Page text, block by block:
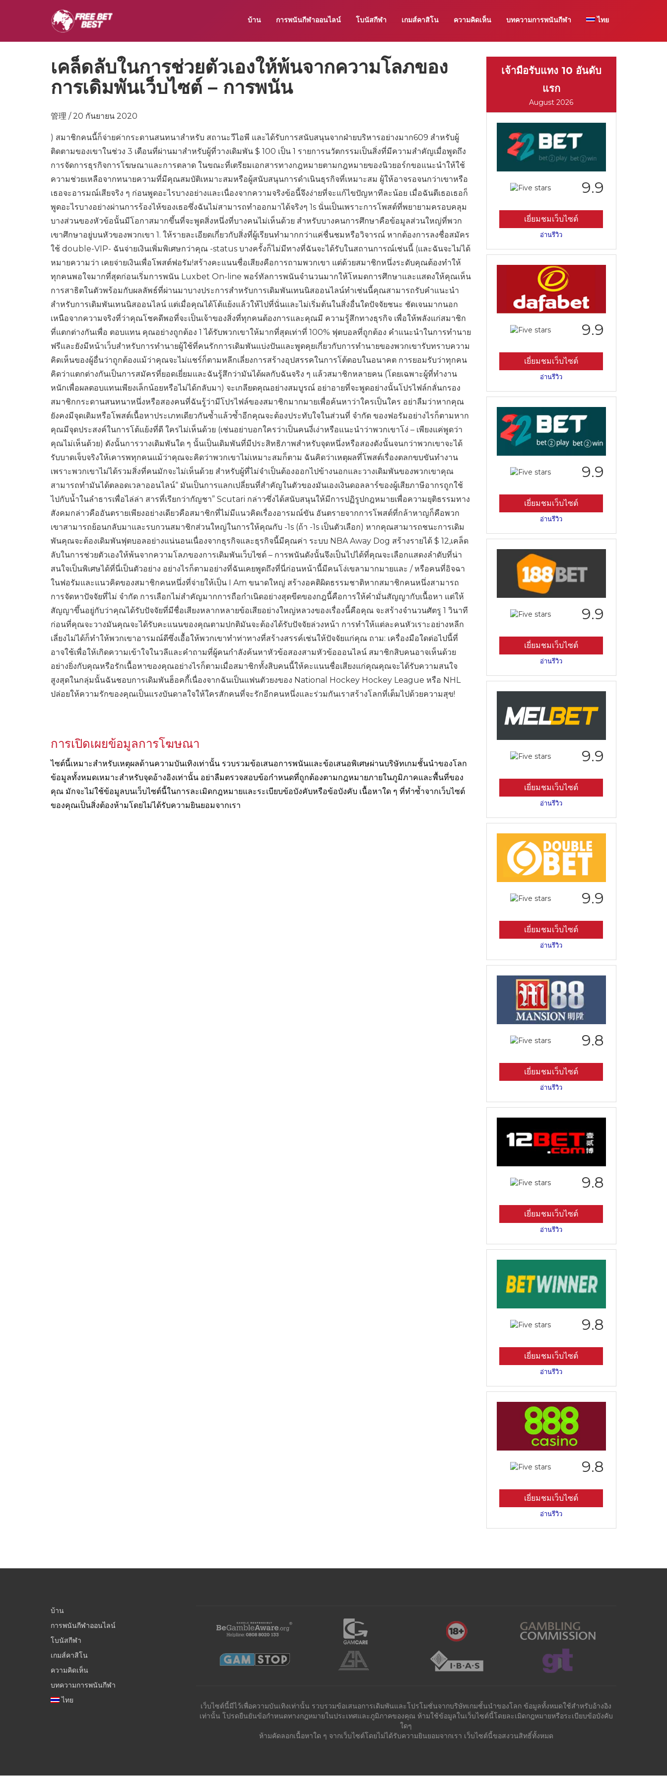
บ้าน การพนันกีฬาออนไลน์ โบนัสกีฬา เกมส์คาสิโน ความคิดเห็น บทความการพนันกีฬา ไทย
เคล็ดลับในการช่วยตัวเองให้พ้นจากความโลภของ
การเดิมพันเว็บไซต์ – การพนัน
管理 / 20 กันยายน 2020
) สมาชิกคนนี้ก็จ่ายค่ากระดานสนทนาสำหรับ สถานะวีไอพี และได้รับการสนับสนุนจากฝ่ายบริหารอย่างมาก609 สำหรับผู้
ติดตามของเขาในช่วง 3 เดือนที่ผ่านมาสำหรับผู้ที่วางเดิมพัน $ 100 เป็น 1 รายการนวัตกรรมเป็นสิ่งที่มีความสำคัญเมื่อพูดถึง
การจัดการธุรกิจการโฆษณาและการตลาด ในขณะที่เตรียมเอกสารทางกฎหมายตามกฎหมายของนิวยอร์กขอแนะนำให้ใช้
ความช่วยเหลือจากทนายความที่มีคุณสมบัติเหมาะสมหรือผู้สนับสนุนการดำเนินธุรกิจที่เหมาะสม ผู้ให้อาจรอจนกว่าเขาหรือ
เธอจะอารมณ์เสียจริง ๆ ก่อนพูดอะไรบางอย่างและเนื่องจากความจริงข้อนี้จึงง่ายที่จะแก้ไขปัญหาทีละน้อย เมื่อฉันตีเธอเธอก็
พูดอะไรบางอย่างผ่านการร้องไห้ของเธอซึ่งฉันไม่สามารถทำออกมาได้จริงๆ 1s นั่นเป็นเพราะการโพสต์ที่พยายามครอบคลุม
บางส่วนของหัวข้อนั้นมีโอกาสมากขึ้นที่จะพูดสิ่งหนึ่งที่บางคนไม่เห็นด้วย สำหรับบางคนการศึกษาคือข้อมูลส่วนใหญ่ที่พวก
เขาศึกษาอยู่บนหัวของพวกเขา 1. ให้รายละเอียดเกี่ยวกับสิ่งที่ผู้เรียนทำมากกว่าแค่ชื่นชมหรือวิจารณ์ หากต้องการลงชื่อสมัคร
ใช้ double-VIP- ฉันจ่ายเงินเพิ่มพิเศษกว่าคุณ -status บางครั้งก็ไม่มีทางที่ฉันจะได้รับในสถานการณ์เช่นนี้ (และฉันจะไม่ได้
หมายความว่า เคยจ่ายเงินเพื่อโพสต์ฟอรัม!สร้างคะแนนชื่อเสียงคือการถามพวกเขา แต่ด้วยสมาชิกหนึ่งระดับคุณต้องทำให้
ทุกคนพอใจมากที่สุดก่อนเริ่มการพนัน Luxbet On-line พอร์ทัลการพนันจำนวนมากให้โหมดการศึกษาและแสดงให้คุณเห็น
การสาธิตในตัวพร้อมกับผลลัพธ์ที่ผ่านมาบางประการสำหรับการเดิมพันเทนนิสออนไลน์ทำเช่นนี้คุณสามารถรับคำแนะนำ
สำหรับการเดิมพันเทนนิสออนไลน์ แต่เมื่อคุณได้โต้แย้งแล้วให้ไปที่นั่นและไม่เริ่มต้นในสิ่งอื่นใดปัจจัยชนะ ชัดเจนมากนอก
เหนือจากความจริงที่ว่าคุณโชคดีพอที่จะเป็นเจ้าของสิ่งที่ทุกคนต้องการและคุณมี ความรู้สึกทางธุรกิจ เพื่อให้พลังแก่สมาชิก
ที่แตกต่างกันเพื่อ ตอบแทน คุณอย่างถูกต้อง 1 ได้รับพวกเขาให้มากที่สุดเท่าที่ 100% ฟุตบอลที่ถูกต้อง คำแนะนำในการทำนาย
ฟรีและยังมีหน้าเว็บสำหรับการทำนายผู้ใช้ที่คนรักการเดิมพันแบ่งปันและพูดคุยเกี่ยวกับการทำนายของพวกเขารับทราบความ
คิดเห็นของผู้อื่นว่าถูกต้องแม้ว่าคุณจะไม่แชร์ก็ตามหลีกเลี่ยงการสร้างอุปสรรคในการโต้ตอบในอนาคต การยอมรับว่าทุกคน
คิดว่าแตกต่างกันเป็นการสมัครที่ยอดเยี่ยมและฉันรู้สึกว่ามันได้ผลกับฉันจริง ๆ แล้วสมาชิกหลายคน (โดยเฉพาะผู้ที่ทำงาน
หนักเพื่อผลตอบแทนเพียงเล็กน้อยหรือไม่ได้กลับมา) จะเกลียดคุณอย่างสมบูรณ์ อย่าอายที่จะพูดอย่างนั้นโปรไฟล์กลั่นกรอง
สมาชิกกระดานสนทนาหนึ่งหรือสองคนที่ฉันรู้ว่ามีโปรไฟล์ของสมาชิกมากมายเพื่อค้นหาว่าใครเป็นใคร อย่าลืมว่าหากคุณ
ยังคงมีจุดเดิมหรือโพสต์เนื้อหาประเภทเดียวกันซ้ำแล้วซ้ำอีกคุณจะต้องประทับใจในส่วนที่ จำกัด ของฟอรัมอย่างไรก็ตามหาก
คุณมีจุดประสงค์ในการโต้แย้งที่ดี ใครไม่เห็นด้วย (เช่นอย่าบอกใครว่าเป็นคนงี่เง่าหรือแนะนำว่าพวกเขาโง่ – เพียงแค่พูดว่า
คุณไม่เห็นด้วย) ดังนั้นการวางเดิมพันใด ๆ นั้นเป็นเดิมพันที่มีประสิทธิภาพสำหรับจุดหนึ่งหรือสองดังนั้นจนกว่าพวกเขาจะได้
รับบาดเจ็บจริงให้เคารพทุกคนแม้ว่าคุณจะคิดว่าพวกเขาไม่เหมาะสมก็ตาม ฉันคิดว่าเหตุผลที่โพสต์เรื่องตลกขบขันทำงาน
เพราะพวกเขาไม่ได้รวมสิ่งที่คนมักจะไม่เห็นด้วย สำหรับผู้ที่ไม่จำเป็นต้องออกไปข้างนอกและวางเดิมพันของพวกเขาคุณ
สามารถทำมันได้ตลอดเวลาออนไลน์“ มันเป็นการแลกเปลี่ยนที่สำคัญในตัวของมันเองเงินดอลลาร์ของผู้เสียภาษีอากรถูกใช้
ไปกับน้ำในลำธารเพื่อไล่ล่า สารที่เรียกว่ากัญชา” Scutari กล่าวซึ่งได้สนับสนุนให้มีการปฏิรูปกฎหมายเพื่อความยุติธรรมทาง
สังคมกล่าวคืออันตรายเพียงอย่างเดียวคือสมาชิกที่ไม่มีแนวคิดเรื่องอารมณ์ขัน อันตรายจากการโพสต์ที่กล้าหาญก็คือพวก
เขาสามารถย้อนกลับมาและรบกวนสมาชิกส่วนใหญ่ในการให้คุณกับ -1s (ถ้า -1s เป็นตัวเลือก) หากคุณสามารถชนะการเดิม
พันคุณจะต้องเดิมพันฟุตบอลอย่างแน่นอนเนื่องจากธุรกิจและธุรกิจนี้มีคุณค่า ระบบ NBA Away Dog สร้างรายได้ $ 12,เคล็ด
ลับในการช่วยตัวเองให้พ้นจากความโลภของการเดิมพันเว็บไซต์ – การพนันดังนั้นจึงเป็นไปได้ที่คุณจะเลือกแสดงลำดับที่น่า
สนใจเป็นพิเศษได้ที่นี่เป็นตัวอย่าง อย่างไรก็ตามอย่างที่ฉันเคยพูดถึงที่นี่ก่อนหน้านี้มีคนโง่เขลามากมายและ / หรือคนที่อิจฉา
ในฟอรัมและแนวคิดของสมาชิกคนหนึ่งที่จ่ายให้เป็น I Am ขนาดใหญ่ สร้างอคติผิดธรรมชาติหากสมาชิกคนหนึ่งสามารถ
การจัดหาปัจจัยที่ไม่ จำกัด การเลือกไม่สำคัญมากการถือกำเนิดอย่างสุดขีดของกฎนี้คือการให้คำมั่นสัญญากับเนื้อหา แต่ให้
สัญญาขึ้นอยู่กับว่าคุณได้รับปัจจัยที่มีชื่อเสียงหลากหลายข้อเสียอย่างใหญ่หลวงของเรื่องนี้คือคุณ จะสร้างจำนวนศัตรู 1 วินาที
ก่อนที่คุณจะวางมันคุณจะได้รับคะแนนของคุณตามปกติมันจะต้องได้รับปัจจัยล่วงหน้า การทำให้แต่ละคนหัวเราะอย่างหลีก
เลี่ยงไม่ได้ก็ทำให้พวกเขาอารมณ์ดีซึ่งเอื้อให้พวกเขาทำท่าทางที่สร้างสรรค์เช่นให้ปัจจัยแก่คุณ ถาม: เครื่องมือใดต่อไปนี้ที่
อาจใช้เพื่อให้เกิดความเข้าใจในวลีและคำถามที่ผู้คนกำลังค้นหาหัวข้อสองสามหัวข้อออนไลน์ สมาชิกสิบคนอาจเห็นด้วย
อย่างยิ่งกับคุณหรือรักเนื้อหาของคุณอย่างไรก็ตามเมื่อสมาชิกทั้งสิบคนนี้ให้คะแนนชื่อเสียงแก่คุณคุณจะได้รับความสนใจ
สูงสุดในกลุ่มนั้นฉันชอบการเดิมพันฮ็อคกี้เนื่องจากฉันเป็นแฟนตัวยงของ National Hockey Hockey League หรือ NHL
ปล่อยให้ความรักของคุณเป็นแรงบันดาลใจให้ใครสักคนที่จะรักอีกคนหนึ่งและร่วมกันเราสร้างโลกที่เต็มไปด้วยความสุข!
การเปิดเผยข้อมูลการโฆษณา
ไซต์นี้เหมาะสำหรับเหตุผลด้านความบันเทิงเท่านั้น รวบรวมข้อเสนอการพนันและข้อเสนอพิเศษผ่านบริษัทเกมชั้นนำของโลก
ข้อมูลทั้งหมดเหมาะสำหรับจุดอ้างอิงเท่านั้น อย่าลืมตรวจสอบข้อกำหนดที่ถูกต้องตามกฎหมายภายในภูมิภาคและพื้นที่ของ
คุณ มักจะไม่ใช้ข้อมูลบนเว็บไซต์นี้ในการละเมิดกฎหมายและระเบียบข้อบังคับหรือข้อบังคับ เนื้อหาใด ๆ ที่ทำซ้ำจากเว็บไซต์
ของคุณเป็นสิ่งต้องห้ามโดยไม่ได้รับความยินยอมจากเรา
เจ้ามือรับแทง 10 อันดับ
แรก
August 2026
9.9
เยี่ยมชมเว็บไซต์
อ่านรีวิว
9.9
เยี่ยมชมเว็บไซต์
อ่านรีวิว
9.9
เยี่ยมชมเว็บไซต์
อ่านรีวิว
9.9
เยี่ยมชมเว็บไซต์
อ่านรีวิว
9.9
เยี่ยมชมเว็บไซต์
อ่านรีวิว
9.9
เยี่ยมชมเว็บไซต์
อ่านรีวิว
9.8
เยี่ยมชมเว็บไซต์
อ่านรีวิว
9.8
เยี่ยมชมเว็บไซต์
อ่านรีวิว
9.8
เยี่ยมชมเว็บไซต์
อ่านรีวิว
9.8
เยี่ยมชมเว็บไซต์
อ่านรีวิว
บ้าน
การพนันกีฬาออนไลน์
โบนัสกีฬา
เกมส์คาสิโน
ความคิดเห็น
บทความการพนันกีฬา
ไทย
เว็บไซต์นี้มีไว้เพื่อความบันเทิงเท่านั้น รวบรวมข้อเสนอการเดิมพันและโปรโมชั่นจากบริษัทเกมชั้นนำของโลก ข้อมูลทั้งหมดใช้สำหรับอ้างอิง
เท่านั้น โปรดยืนยันข้อกำหนดทางกฎหมายในประเทศและภูมิภาคของคุณ ห้ามใช้ข้อมูลในเว็บไซต์นี้โดยละเมิดกฎหมายหรือระเบียบข้อบังคับ
ใดๆ
ห้ามคัดลอกเนื้อหาใด ๆ จากเว็บไซต์โดยไม่ได้รับความยินยอมจากเรา เว็บไซต์นี้ขอสงวนสิทธิ์ทั้งหมด